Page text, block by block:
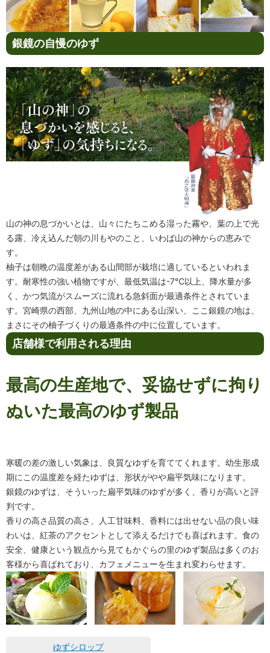
銀鏡の自慢のゆず
山の神の息づかいとは、山々にたちこめる湿った霧や、葉の上で光
る露、冷え込んだ朝の川もやのこと、いわば山の神からの恵みで
す。
柚子は朝晩の温度差がある山間部が栽培に適しているといわれま
す。耐寒性の強い植物ですが、最低気温は-7℃以上、降水量が多
く、かつ気流がスムーズに流れる急斜面が最適条件とされていま
す。宮崎県の西部、九州山地の中にある山深い、ここ銀鏡の地は、
まさにその柚子づくりの最適条件の中に位置しています。
店舗様で利用される理由
最高の生産地で、妥協せずに拘り
ぬいた最高のゆず製品
寒暖の差の激しい気象は、良質なゆずを育ててくれます。幼生形成
期にこの温度差を経たゆずは、形状がやや扁平気味になります。
銀鏡のゆずは、そういった扁平気味のゆずが多く、香りが高いと評
判です。
香りの高さ品質の高さ、人工甘味料、香料には出せない品の良い味
わいは、紅茶のアクセントとして添えるだけでも喜ばれます。食の
安全、健康という観点から見てもかぐらの里のゆず製品は多くのお
客様から喜ばれており、カフェメニューを生まれ変わらせます。
ゆずシロップ